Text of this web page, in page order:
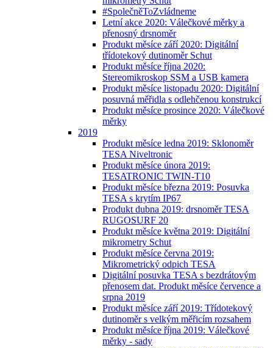
#SpolečněToZvládneme
Letní akce 2020: Válečkové měrky a
přenosný drsnoměr
Produkt měsíce září 2020: Digitální
třídotekový dutinoměr Schut
Produkt měsíce října 2020:
Stereomikroskop SSM a USB kamera
Produkt měsíce listopadu 2020: Digitální
posuvná měřidla s odlehčenou konstrukcí
Produkt měsíce prosince 2020: Válečkové
měrky
2019
Produkt měsíce ledna 2019: Sklonoměr
TESA Niveltronic
Produkt měsíce února 2019:
TESATRONIC TWIN-T10
Produkt měsíce března 2019: Posuvka
TESA s krytím IP67
Produkt dubna 2019: drsnoměr TESA
RUGOSURF 20
Produkt měsíce května 2019: Digitální
mikrometry Schut
Produkt měsíce června 2019:
Mikrometrický odpich TESA
Digitální posuvka TESA s bezdrátovým
přenosem dat. Produkt měsíce července a
srpna 2019
Produkt měsíce září 2019: Třídotekový
dutinoměr s velkým měřicím rozsahem
Produkt měsíce října 2019: Válečkové
měrky - sady